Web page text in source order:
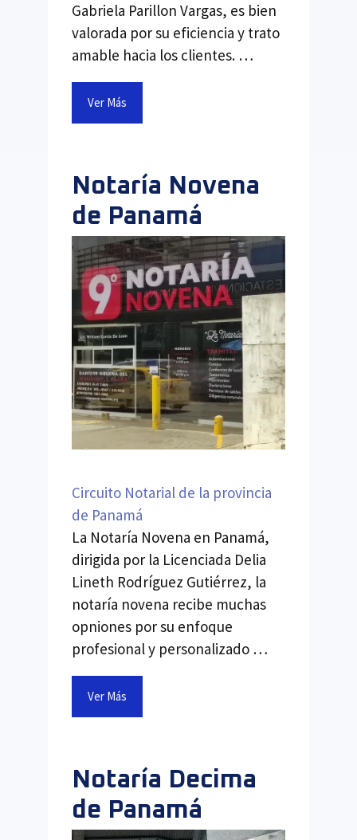
Gabriela Parillon Vargas, es bien
valorada por su eficiencia y trato
amable hacia los clientes. …
Ver Más
Notaría Novena
de Panamá
Circuito Notarial de la provincia
de Panamá
La Notaría Novena en Panamá,
dirigida por la Licenciada Delia
Lineth Rodríguez Gutiérrez, la
notaría novena recibe muchas
opniones por su enfoque
profesional y personalizado …
Ver Más
Notaría Decima
de Panamá